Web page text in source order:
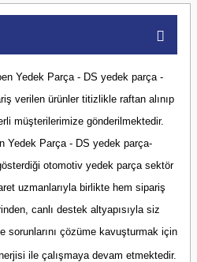
Yedek Parça - DS yedek parça -
verilen ürünler titizlikle raftan alınıp
müşterilerimize gönderilmektedir.
Yedek Parça - DS yedek parça-
otomotiv yedek parça sektör
uzmanlarıyla birlikte hem sipariş
canlı destek altyapısıyla siz
sorunlarını çözüme kavuşturmak için
ile çalışmaya devam etmektedir.